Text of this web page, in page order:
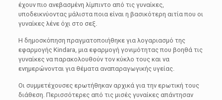
έχουν πιο ανεβασμένη λίμπιντο από τις γυναίκες,
υποδεικνύοντας μάλιστα ποια είναι η βασικότερη αιτία που οι
γυναίκες λένε όχι στο σεξ.
Η δημοσκόπηση πραγματοποιήθηκε για λογαριασμό της
εφαρμογής Kindara, μια εφαρμογή γονιμότητας που βοηθά τις
γυναίκες να παρακολουθούν τον κύκλο τους και να
ενημερώνονται για θέματα αναπαραγωγικής υγείας.
Οι συμμετέχουσες ερωτήθηκαν αρχικά για την ερωτική τους
διάθεση. Περισσότερες από τις μισές γυναίκες απάντησαν